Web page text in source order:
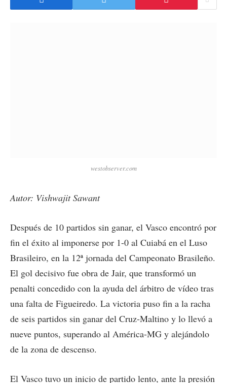
westobserver.com
Autor: Vishwajit Sawant
Después de 10 partidos sin ganar, el Vasco encontró por
fin el éxito al imponerse por 1-0 al Cuiabá en el Luso
Brasileiro, en la 12ª jornada del Campeonato Brasileño.
El gol decisivo fue obra de Jair, que transformó un
penalti concedido con la ayuda del árbitro de vídeo tras
una falta de Figueiredo. La victoria puso fin a la racha
de seis partidos sin ganar del Cruz-Maltino y lo llevó a
nueve puntos, superando al América-MG y alejándolo
de la zona de descenso.
El Vasco tuvo un inicio de partido lento, ante la presión